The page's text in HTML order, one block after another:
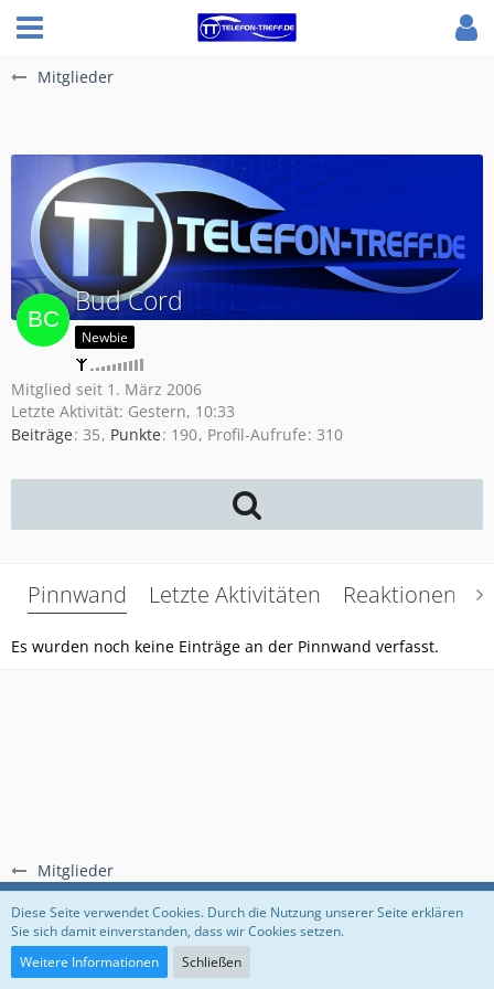
Mitglieder
Mitglieder
Bud Cord
Newbie
Mitglied seit 1. März 2006
Letzte Aktivität: Gestern, 10:33
Beiträge 35 Punkte 190 Profil-Aufrufe 310
Pinnwand Letzte Aktivitäten Reaktionen
Es wurden noch keine Einträge an der Pinnwand verfasst.
Regeln Datenschutzerklärung Impressum
Community-Software:
Diese Seite verwendet Cookies. Durch die Nutzung unserer Seite erklären
Sie sich damit einverstanden, dass wir Cookies setzen.
Weitere Informationen
Schließen